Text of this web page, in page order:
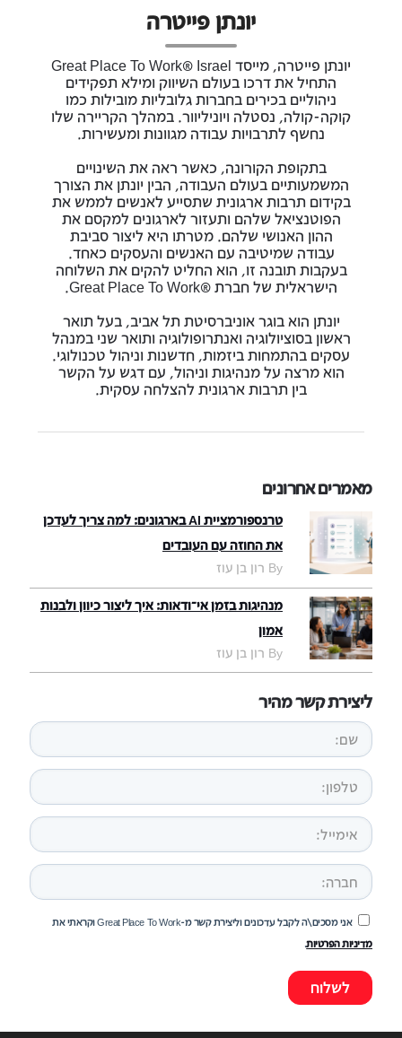
יונתן פייטרה
יונתן פייטרה, מייסד Great Place To Work® Israel
התחיל את דרכו בעולם השיווק ומילא תפקידים
ניהוליים בכירים בחברות גלובליות מובילות כמו
קוקה-קולה, נסטלה ויוניליוור. במהלך הקריירה שלו
נחשף לתרבויות עבודה מגוונות ומעשירות.
בתקופת הקורונה, כאשר ראה את השינויים
המשמעותיים בעולם העבודה, הבין יונתן את הצורך
בקידום תרבות ארגונית שתסייע לאנשים לממש את
הפוטנציאל שלהם ותעזור לארגונים למקסם את
ההון האנושי שלהם. מטרתו היא ליצור סביבת
עבודה שמיטיבה עם האנשים והעסקים כאחד.
בעקבות תובנה זו, הוא החליט להקים את השלוחה
הישראלית של חברת ®Great Place To Work.
יונתן הוא בוגר אוניברסיטת תל אביב, בעל תואר
ראשון בסוציולוגיה ואנתרופולוגיה ותואר שני במנהל
עסקים בהתמחות ביזמות, חדשנות וניהול טכנולוגי.
הוא מרצה על מנהיגות וניהול, עם דגש על הקשר
בין תרבות ארגונית להצלחה עסקית.
מאמרים אחרונים
טרנספורמציית AI בארגונים: למה צריך לעדכן
את החוזה עם העובדים
By רון בן עוז
מנהיגות בזמן אי־ודאות: איך ליצור כיוון ולבנות
אמון
By רון בן עוז
ליצירת קשר מהיר
אני מסכים\ה לקבל עדכונים וליצירת קשר מ-Great Place To Work וקראתי את
מדיניות הפרטיות.